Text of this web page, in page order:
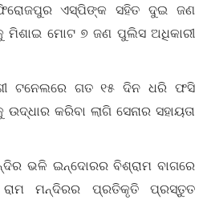
ଏସ୍‌ପିଙ୍କ ସହିତ ଦୁଇ ଜଣ
ମିଶାଇ ମୋଟ ୭ ଜଣ ପୁଲିସ ଅଧିକାରୀ
ଟନେଲରେ ଗତ ୧୫ ଦିନ ଧରି ଫସି
କରିବା ଲାଗି ସେନାର ସହାୟତା
ଭଳି ଇନ୍ଦୋରର ବିଶ୍ରାମ ବାଗରେ
ମନ୍ଦିରର ପ୍ରତିକୃତି ପ୍ରସ୍ତୁତ